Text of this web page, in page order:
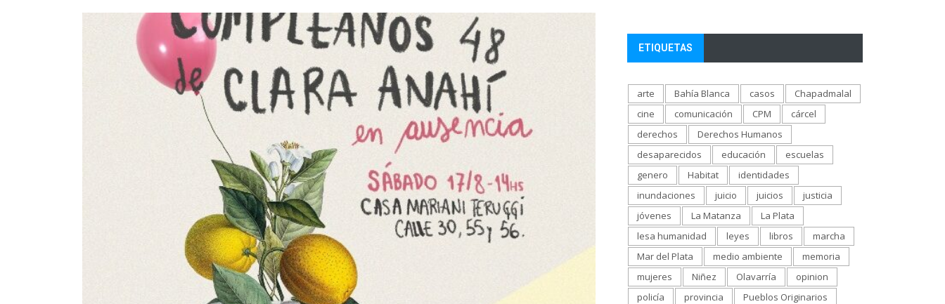
ETIQUETAS
arte Bahía Blanca casos
Chapadmalal
cine
comunicación CPM
cárcel
derechos
Derechos Humanos
desaparecidos
educación
escuelas
genero
Habitat
identidades
inundaciones
juicio juicios
justicia
jóvenes
La Matanza
La Plata
lesa humanidad
leyes libros
marcha
Mar del Plata
medio ambiente
memoria
mujeres
Niñez Olavarría
opinion
policía
provincia
Pueblos Originarios